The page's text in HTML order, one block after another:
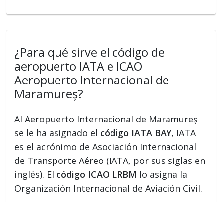
¿Para qué sirve el código de
aeropuerto IATA e ICAO
Aeropuerto Internacional de
Maramureș?
Al Aeropuerto Internacional de Maramureș
se le ha asignado el código IATA BAY, IATA
es el acrónimo de Asociación Internacional
de Transporte Aéreo (IATA, por sus siglas en
inglés). El código ICAO LRBM lo asigna la
Organización Internacional de Aviación Civil.